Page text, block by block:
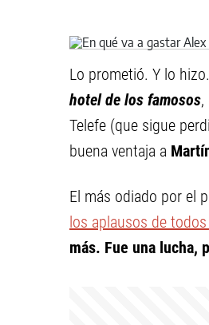
Lo prometió. Y lo
hotel de los famosos,
Telefe (que sigue
buena ventaja a
El más odiado por el
los aplausos de
más. Fue una lucha,